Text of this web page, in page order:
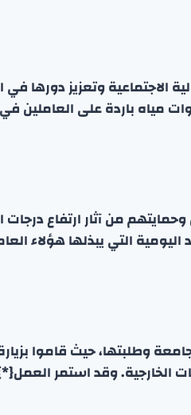
الاجتماعية وتعزيز دورها
مياه باردة على العاملين
من آثار ارتفاع درجات
التي يبذلها هؤلاء
وطلبتها، حيث قاموا بزيارة
الخارجية. وقد استمر